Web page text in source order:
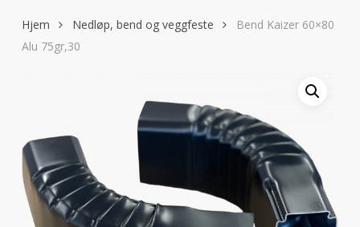
Hjem Nedløp, bend og veggfeste
Bend Kaizer 60×80
Alu 75gr,30